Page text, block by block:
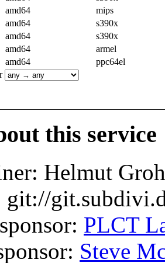
amd64
mips
amd64
s390x
amd64
s390x
amd64
armel
amd64
ppc64el
this service
Helmut
git://
PLCT
Steve